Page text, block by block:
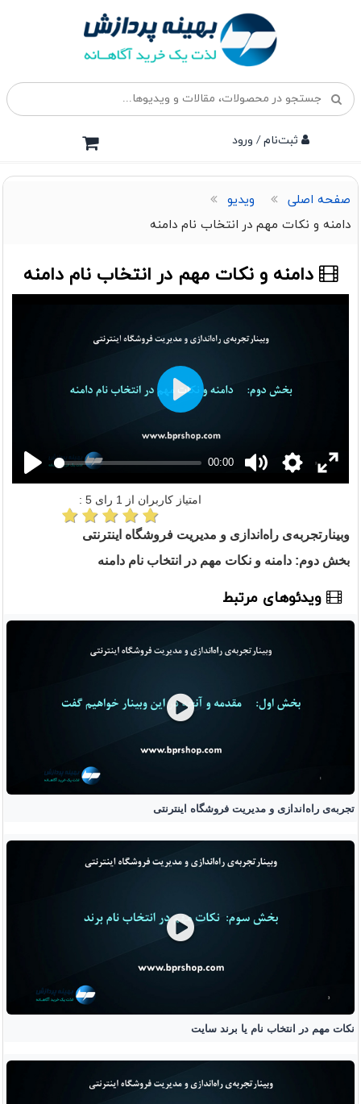
ثبت‌نام / ورود
صفحه اصلی
ویدیو
دامنه و نکات مهم در انتخاب نام دامنه
دامنه و نکات مهم در انتخاب نام دامنه
00:00
Play
امتیاز کاربران از 1 رای 5
:
وبینارتجربه‌ی راه‌اندازی و مدیریت فروشگاه اینترنتی
بخش دوم: دامنه و نکات مهم در انتخاب نام دامنه
ویدئوهای مرتبط
تجربه‌ی راه‌اندازی و مدیریت فروشگاه اینترنتی
نکات مهم در انتخاب نام یا برند سایت